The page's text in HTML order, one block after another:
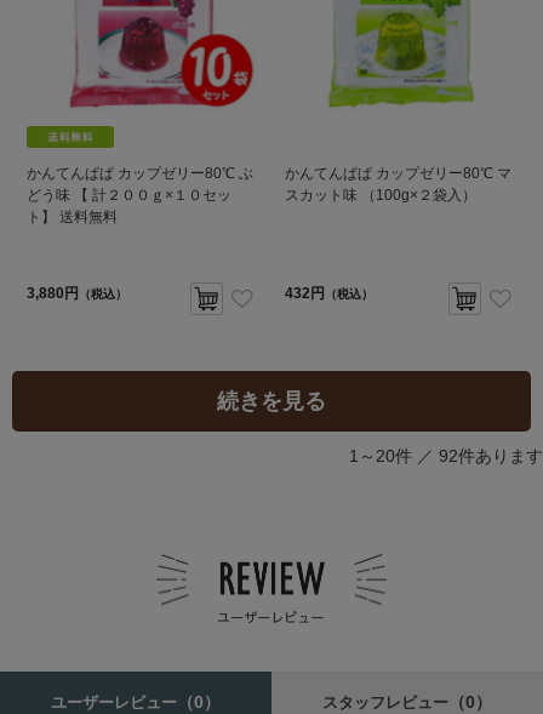
かんてんぱぱ カップゼリー80℃ ぶ
どう味 【 計２００ｇ×１０セッ
ト】 送料無料
3,880円 （税込）
かんてんぱぱ カップゼリー80℃ マ
スカット味 （100g×２袋入）
432円 （税込）
続きを見る
1～20件 ／ 92件あります
ユーザーレビュー （0） スタッフレビュー （0）